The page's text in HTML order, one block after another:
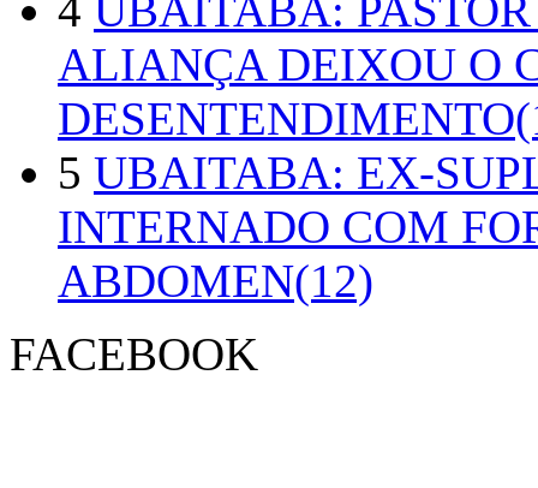
ALIANÇA DEIXOU O
5 UBAITABA: EX-
INTERNADO COM
ABDOMEN(12)
FACEBOOK